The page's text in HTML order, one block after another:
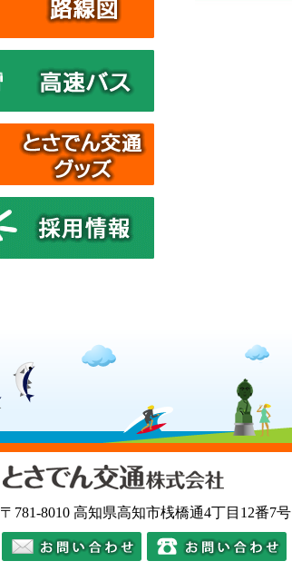
〒781-8010 高知県高知市桟橋通4丁目12番7号
メールでのお問い合わせ